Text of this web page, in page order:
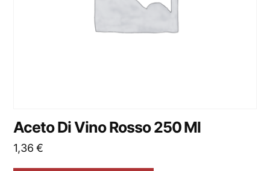
Aceto Di Vino Rosso 250 Ml
1,36€